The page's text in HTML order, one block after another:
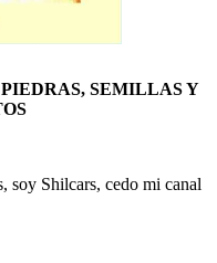
SEMILLAS Y
soy Shilcars, cedo mi canal